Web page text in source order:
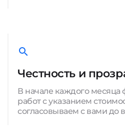
Честность и
В начале каждого
работ с указанием
согласовываем с вами до